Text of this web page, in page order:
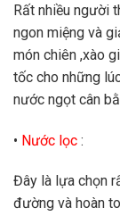
Rất nhiều người
ngon miệng và
món chiên ,xào
tốc cho những
nước ngọt cân
• Nước lọc :
Đây là lựa chọn
đường và hoàn